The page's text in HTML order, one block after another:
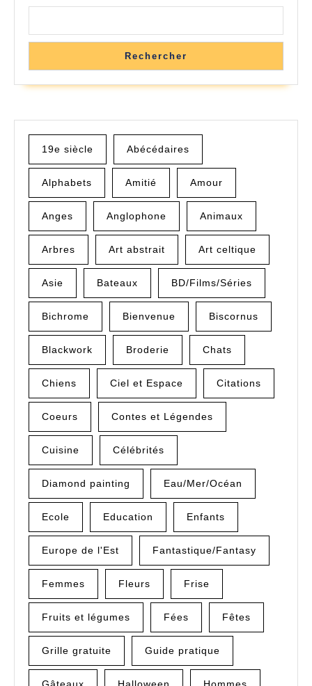
Rechercher
19e siècle Abécédaires
Alphabets Amitié Amour
Anges Anglophone Animaux
Arbres Art abstrait Art celtique
Asie Bateaux BD/Films/Séries
Bichrome Bienvenue Biscornus
Blackwork Broderie Chats
Chiens Ciel et Espace Citations
Coeurs Contes et Légendes
Cuisine Célébrités
Diamond painting Eau/Mer/Océan
Ecole Education Enfants
Europe de l'Est Fantastique/Fantasy
Femmes Fleurs Frise
Fruits et légumes Fées Fêtes
Grille gratuite Guide pratique